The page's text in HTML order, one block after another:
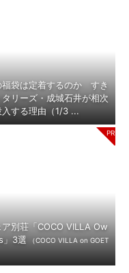
福袋は定着するのか すき
タリーズ・成城石井が相次
入する理由（1/3 ...
ア別荘「COCO VILLA Ow
」3選
（COCO VILLA on GOET